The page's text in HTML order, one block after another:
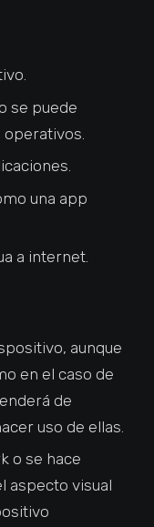
se puede
una app
a internet.
aunque
en el caso de
de
uso de ellas.
o se hace
aspecto visual